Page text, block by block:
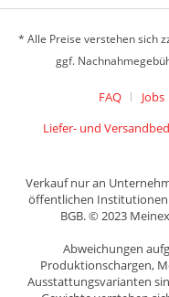
* Alle Preise verstehen sich
ggf.
FAQ Jobs
Liefer- und
Verkauf nur an
öffentlichen Institutionen.
BGB. © 2023
Abweichungen
Produktionschargen,
Ausstattungsvarianten